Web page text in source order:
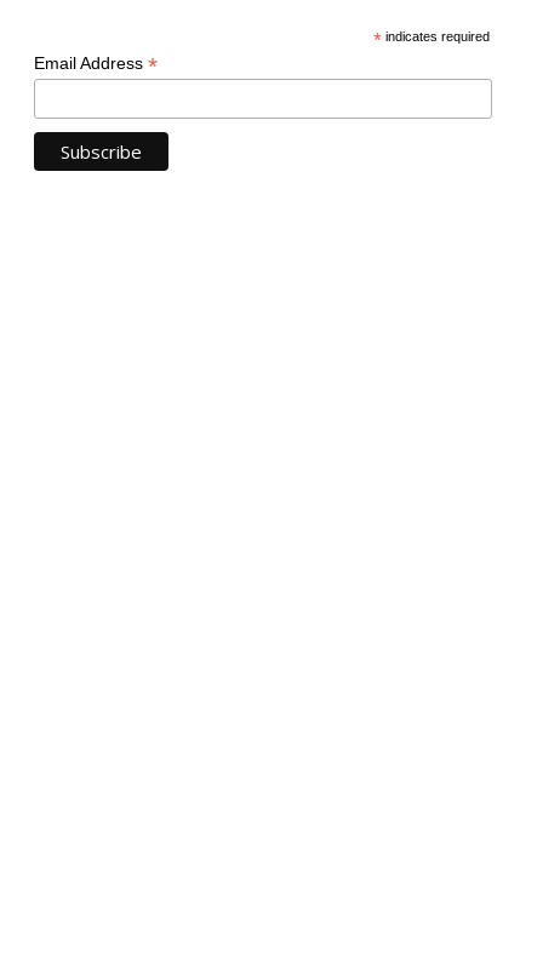
* indicates required
Email Address *